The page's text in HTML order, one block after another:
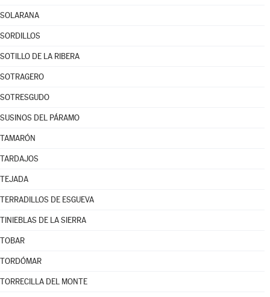
SOLARANA
SORDILLOS
SOTILLO DE LA RIBERA
SOTRAGERO
SOTRESGUDO
SUSINOS DEL PÁRAMO
TAMARÓN
TARDAJOS
TEJADA
TERRADILLOS DE ESGUEVA
TINIEBLAS DE LA SIERRA
TOBAR
TORDÓMAR
TORRECILLA DEL MONTE